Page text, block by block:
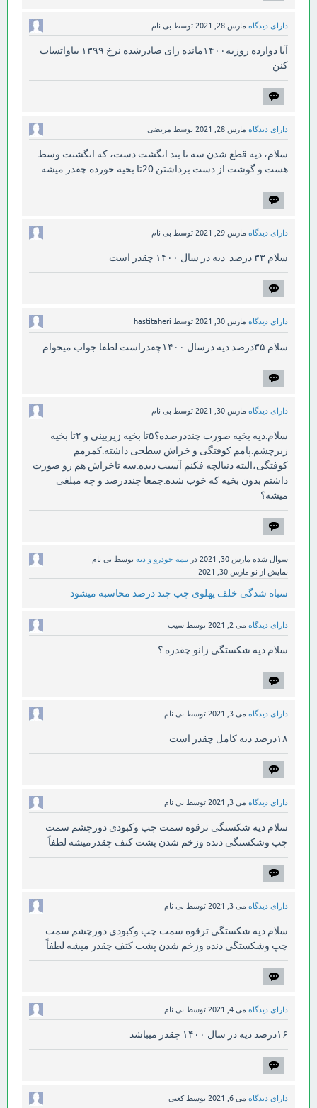
دارای دیدگاه مارس 28, 2021 توسط بی نام
آیا دوازده روزبه۱۴۰۰مانده رای صادرشده نرخ ۱۳۹۹ بیاواتساب
کنن
دارای دیدگاه مارس 28, 2021 توسط مرتضی
سلام، دیه قطع شدن سه تا بند انگشت دست، که انگشتت وسط
هست و گوشت از دست برداشتن 20تا بخیه خورده چقدر میشه
دارای دیدگاه مارس 29, 2021 توسط بی نام
سلام ۳۳ درصد دیه در سال ۱۴۰۰ چقدر است
دارای دیدگاه مارس 30, 2021 توسط hastitaheri
سلام ۳۵درصد دیه درسال ۱۴۰۰چقدراست لطفا جواب میخوام
دارای دیدگاه مارس 30, 2021 توسط بی نام
سلام.دیه بخیه صورت چنددرصده؟۵تا بخیه زیربینی و ۲تا بخیه
زیرچشم.پامم کوفتگی و خراش سطحی داشته.کمرمم
کوفتگی،البته دنبالچه فکنم آسیب دیده.سه تاخراش هم رو صورت
داشتم بدون بخیه که خوب شده.جمعا چنددرصد و چه مبلغی
میشه؟
سوال شده مارس 30, 2021 در بیمه خودرو و دیه توسط بی نام
نمایش از نو مارس 30, 2021
سیاه شدگی خلف پهلوی چپ چند درصد محاسبه میشود
دارای دیدگاه می 2, 2021 توسط سیب
سلام دیه شکستگی زانو چقدره ؟
دارای دیدگاه می 3, 2021 توسط بی نام
۱۸درصد دیه کامل چقدر است
دارای دیدگاه می 3, 2021 توسط بی نام
سلام دیه شکستگی ترقوه سمت چپ وکبودی دورچشم سمت
چپ وشکستگی دنده وزخم شدن پشت کتف چقدرمیشه لطفاً
دارای دیدگاه می 3, 2021 توسط بی نام
سلام دیه شکستگی ترقوه سمت چپ وکبودی دورچشم سمت
چپ وشکستگی دنده وزخم شدن پشت کتف چقدر میشه لطفاً
دارای دیدگاه می 4, 2021 توسط بی نام
۱۶درصد دیه در سال ۱۴۰۰ چقدر میباشد
دارای دیدگاه می 6, 2021 توسطکعبی